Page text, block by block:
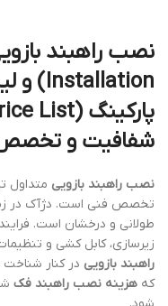
Installation) و
پارکینگ (Parking Barrier Price List)
شفافیت و
نصب راهبند بازویی متداول
تخصص فنی است. دژآک در
طولانی و درخشان است. فرایند
زیرسازی، کابل کشی و
راهبند بازویی در کنار
که هزینه نصب راهبند فک